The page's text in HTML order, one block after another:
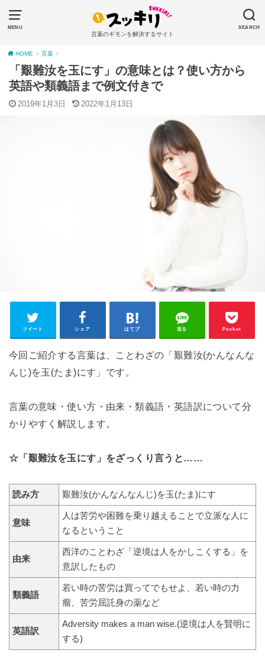
MENU SEARCH
言葉のギモンを解決するサイト
HOME 言葉
「艱難汝を玉にす」の意味とは？使い方から
英語や類義語まで例文付きで
2019年1月3日 2022年1月13日
ツイート シェア はてブ 送る Pocket
今回ご紹介する言葉は、ことわざの「艱難汝(かんなんな
んじ)を玉(たま)にす」です。
言葉の意味・使い方・由来・類義語・英語訳について分
かりやすく解説します。
☆「艱難汝を玉にす」をざっくり言うと……
読み方 艱難汝(かんなんなんじ)を玉(たま)にす
意味
人は苦労や困難を乗り越えることで立派な人に
なるということ
由来
西洋のことわざ「逆境は人をかしこくする」を
意訳したもの
類義語
若い時の苦労は買ってでもせよ、若い時の力
瘤、苦労屈託身の薬など
英語訳
Adversity makes a man wise.(逆境は人を賢明に
する)